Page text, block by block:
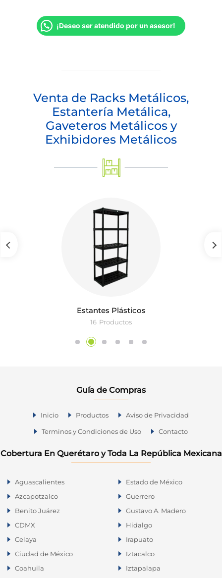
¡Deseo ser atendido por un asesor!
Venta de Racks Metálicos,
Estantería Metálica,
Gaveteros Metálicos y
Exhibidores Metálicos
Estantes Plásticos
16 Productos
Guía de Compras
Inicio Productos Aviso de Privacidad
Terminos y Condiciones de Uso Contacto
Cobertura En Querétaro y Toda La República Mexicana
Aguascalientes
Azcapotzalco
Benito Juárez
CDMX
Celaya
Ciudad de México
Coahuila
Estado de México
Guerrero
Gustavo A. Madero
Hidalgo
Irapuato
Iztacalco
Iztapalapa